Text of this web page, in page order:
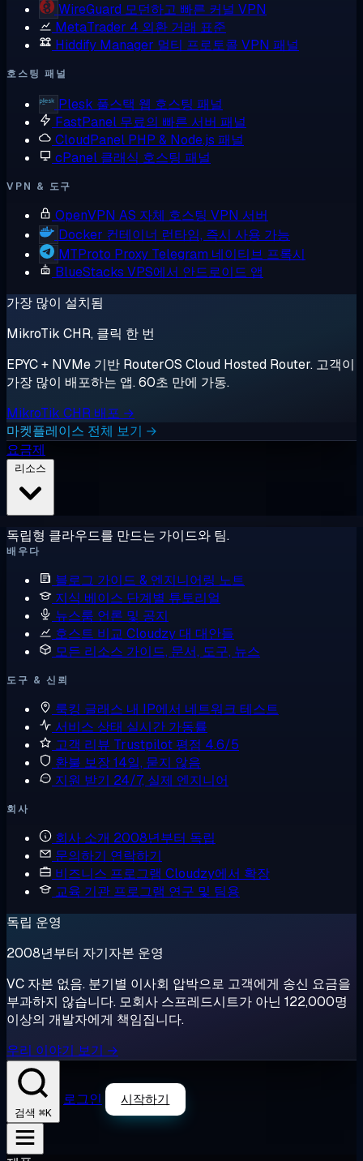
WireGuard 모던하고 빠른 커널 VPN
MetaTrader 4 외환 거래 표준
Hiddify Manager 멀티 프로토콜 VPN 패널
호스팅 패널
Plesk 풀스택 웹 호스팅 패널
FastPanel 무료의 빠른 서버 패널
CloudPanel PHP & Node.js 패널
cPanel 클래식 호스팅 패널
VPN & 도구
OpenVPN AS 자체 호스팅 VPN 서버
Docker 컨테이너 런타임, 즉시 사용 가능
MTProto Proxy Telegram 네이티브 프록시
BlueStacks VPS에서 안드로이드 앱
가장 많이 설치됨
MikroTik CHR, 클릭 한 번
EPYC + NVMe 기반 RouterOS Cloud Hosted Router. 고객이
가장 많이 배포하는 앱. 60초 만에 가동.
MikroTik CHR 배포 →
마켓플레이스 전체 보기 →
요금제
독립형 클라우드를 만드는 가이드와 팀.
배우다
블로그 가이드 & 엔지니어링 노트
지식 베이스 단계별 튜토리얼
뉴스룸 언론 및 공지
호스트 비교 Cloudzy 대 대안들
모든 리소스 가이드, 문서, 도구, 뉴스
도구 & 신뢰
룩킹 글래스 내 IP에서 네트워크 테스트
서비스 상태 실시간 가동률
고객 리뷰 Trustpilot 평점 4.6/5
환불 보장14일, 묻지 않음
지원 받기 24/7, 실제 엔지니어
회사
회사 소개 2008년부터 독립
문의하기 연락하기
비즈니스 프로그램 Cloudzy에서 확장
교육 기관 프로그램 연구 및 팀용
독립 운영
2008년부터 자기자본 운영
VC 자본 없음. 분기별 이사회 압박으로 고객에게 송신 요금을
부과하지 않습니다. 모회사 스프레드시트가 아닌 122,000명
이상의 개발자에게 책임집니다.
우리 이야기 보기 →
검색 ⌘K
로그인 시작하기